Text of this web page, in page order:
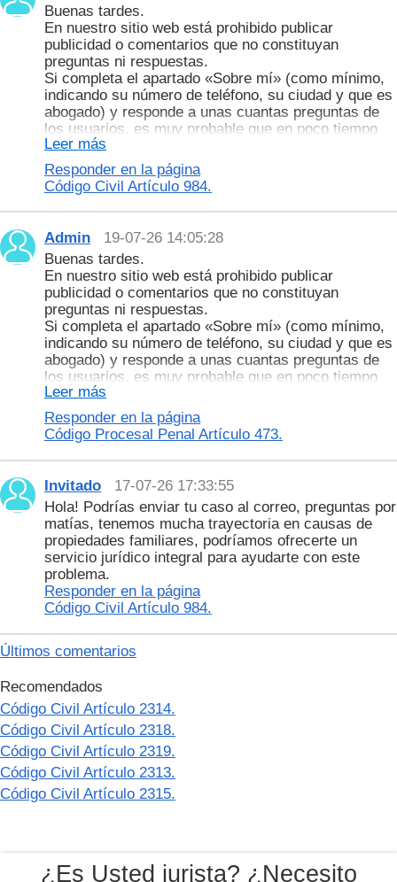
Buenas tardes.
En nuestro sitio web está prohibido publicar
publicidad o comentarios que no constituyan
preguntas ni respuestas.
Si completa el apartado «Sobre mí» (como mínimo,
indicando su número de teléfono, su ciudad y que es
abogado) y responde a unas cuantas preguntas de
los usuarios, es muy probable que en poco tiempo
los clientes empiecen a contactar con usted.
Gracias por su comprensión. ¡Le deseamos mucho
éxito en su trabajo!
Leer más
Responder en la página
Código Civil Artículo 984.
Admin
19-07-26 14:05:28
Buenas tardes.
En nuestro sitio web está prohibido publicar
publicidad o comentarios que no constituyan
preguntas ni respuestas.
Si completa el apartado «Sobre mí» (como mínimo,
indicando su número de teléfono, su ciudad y que es
abogado) y responde a unas cuantas preguntas de
los usuarios, es muy probable que en poco tiempo
los clientes empiecen a contactar con usted.
Gracias por su comprensión. ¡Le deseamos mucho
éxito en su trabajo!
Leer más
Responder en la página
Código Procesal Penal Artículo 473.
Invitado
17-07-26 17:33:55
Hola! Podrías enviar tu caso al correo, preguntas por
matías, tenemos mucha trayectoria en causas de
propiedades familiares, podríamos ofrecerte un
servicio jurídico integral para ayudarte con este
problema.
Responder en la página
Código Civil Artículo 984.
Últimos comentarios
Recomendados
Código Civil Artículo 2314.
Código Civil Artículo 2318.
Código Civil Artículo 2319.
Código Civil Artículo 2313.
Código Civil Artículo 2315.
¿Es Usted jurista? ¿Necesito